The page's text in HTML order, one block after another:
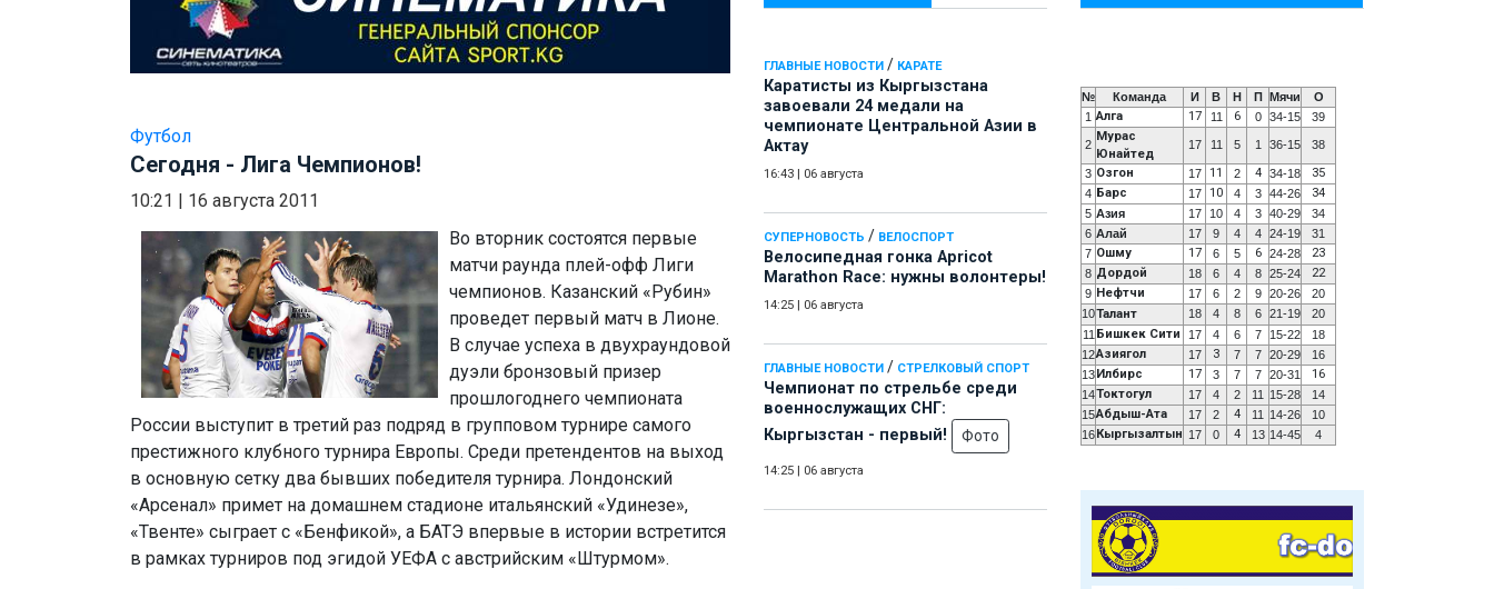
ГЛАВНЫЕ НОВОСТИ / КАРАТЕ
Каратисты из Кыргызстана
завоевали 24 медали на
чемпионате Центральной Азии в
Актау
16:43 06 августа
СУПЕРНОВОСТЬ / ВЕЛОСПОРТ
Велосипедная гонка Apricot
Marathon Race: нужны волонтеры!
14:25 06 августа
ГЛАВНЫЕ НОВОСТИ / СТРЕЛКОВЫЙ СПОРТ
Чемпионат по стрельбе среди
военнослужащих СНГ:
Кыргызстан - первый!
Фото
14:25 06 августа
Футбол
Сегодня - Лига Чемпионов!
10:21
16 августа 2011
Во вторник состоятся первые
матчи раунда плей-офф Лиги
чемпионов. Казанский «Рубин»
проведет первый матч в Лионе.
В случае успеха в двухраундовой
дуэли бронзовый призер
прошлогоднего чемпионата
России выступит в третий раз подряд в групповом турнире самого
престижного клубного турнира Европы. Среди претендентов на выход
в основную сетку два бывших победителя турнира. Лондонский
«Арсенал» примет на домашнем стадионе итальянский «Удинезе»,
«Твенте» сыграет с «Бенфикой», а БАТЭ впервые в истории встретится
в рамках турниров под эгидой УЕФА с австрийским «Штурмом».
№ Команда И В Н П Мячи
О
1 Алга 17 11 6 0 34-15 39
2
Мурас
Юнайтед
17 11 5 1 36-15 38
3 Озгон 17 11 2 4 34-18 35
4 Барс 17 10 4 3 44-26 34
5 Азия 17 10 4 3 40-29
34
6 Алай 17 9 4 4 24-19
31
7 Ошму 17 6 5 6 24-28 23
8 Дордой 18 6 4 8 25-24 22
9 Нефтчи 17 6 2 9 20-26
20
10Талант 18 4 8 6 21-19
20
11 Бишкек Сити 17 4 6 7 15-22
18
12Азиягол 17 3 7 7 20-29
16
13 Илбирс 17 3 7 7 20-31 16
14Токтогул 17 4 2 11 15-28
14
15Абдыш-Ата 17 2 4 11 14-26
10
16 Кыргызалтын 17 0 4 13 14-45 4